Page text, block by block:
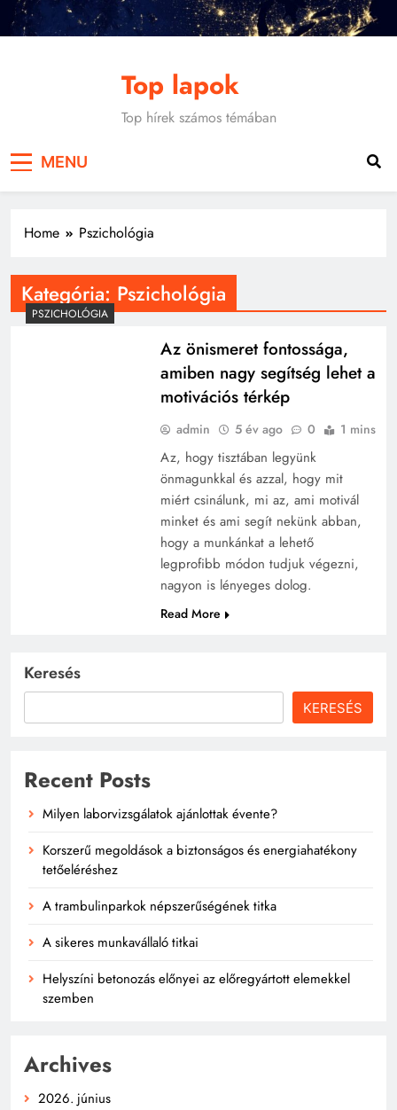
Skip
Top lapok
Top hírek számos témában
MENU
Home Pszichológia
Kategória: Pszichológia
PSZICHOLÓGIA
Az önismeret fontossága,
amiben nagy segítség lehet a
motivációs térkép
admin 5 év ago 0 1 mins
Az, hogy tisztában legyünk
önmagunkkal és azzal, hogy mit
miért csinálunk, mi az, ami motivál
minket és ami segít nekünk abban,
hogy a munkánkat a lehető
legprofibb módon tudjuk végezni,
nagyon is lényeges dolog.
Read More
Keresés
KERESÉS
Recent Posts
Milyen laborvizsgálatok ajánlottak évente?
Korszerű megoldások a biztonságos és energiahatékony
tetőeléréshez
A trambulinparkok népszerűségének titka
A sikeres munkavállaló titkai
Helyszíni betonozás előnyei az előregyártott elemekkel
szemben
Archives
2026. június